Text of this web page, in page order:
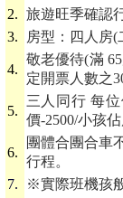
2. 旅遊旺季確認
3.
房型：四人房
4.
敬老優待(滿
定開票人數之
5.
三人同行 每
價-2500/小孩佔
6.
團體合團合車
行程。
7.
※實際班機孩